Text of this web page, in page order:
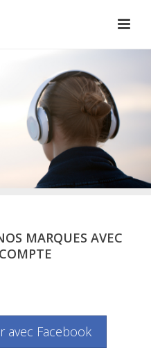
MARQUES AVEC
avec Facebook